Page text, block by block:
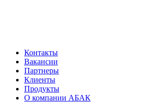
Контакты
Вакансии
Партнеры
Клиенты
Продукты
О компании АБАК